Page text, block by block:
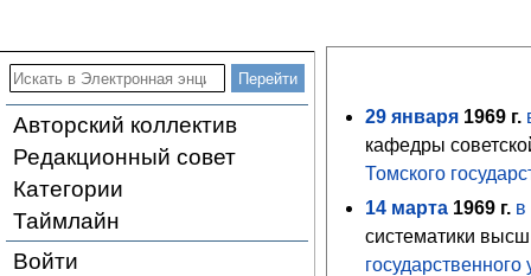
Авторский коллектив
Редакционный совет
Категории
Таймлайн
Войти
29 января 1969 г.
кафедры
Томского
14 марта 1969 г. в
систематики
государственного